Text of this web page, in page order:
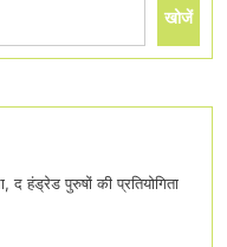
खोजें
द हंड्रेड पुरुषों की प्रतियोगिता